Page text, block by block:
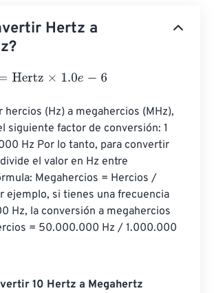
Hertz a
×1.0e -6
hercios (Hz) a megahercios (MHz),
siguiente factor de conversión: 1
Hz Por lo tanto, para convertir
el valor en Hz entre
Megahercios = Hercios /
ejemplo, si tienes una frecuencia
Hz, la conversión a megahercios
= 50.000.000 Hz / 1.000.000
10 Hertz a Megahertz